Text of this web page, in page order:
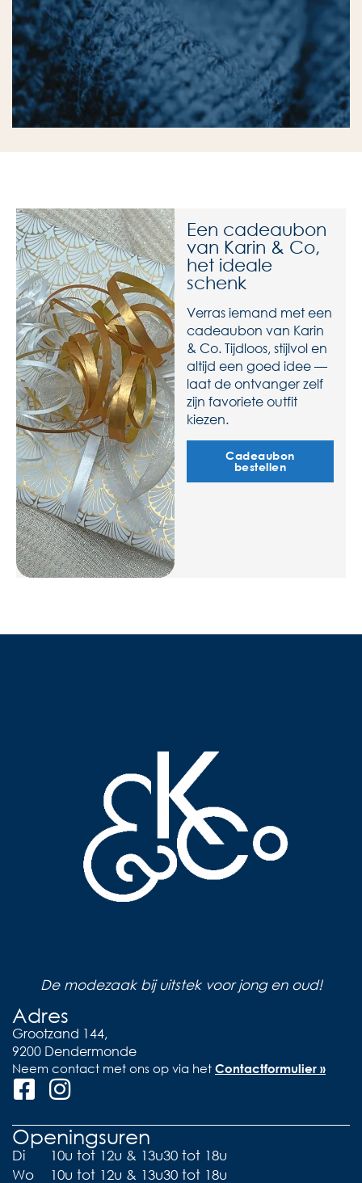
Een cadeaubon
van Karin & Co,
het ideale
schenk
Verras iemand met een
cadeaubon van Karin
& Co. Tijdloos, stijlvol en
altijd een goed idee —
laat de ontvanger zelf
zijn favoriete outfit
kiezen.
Cadeaubon
bestellen
De modezaak bij uitstek voor jong en oud!
Adres
Grootzand 144,
9200 Dendermonde
Neem contact met ons op via het Contactformulier »
Openingsuren
Di
10u tot 12u & 13u30 tot 18u
Wo
10u tot 12u & 13u30 tot 18u